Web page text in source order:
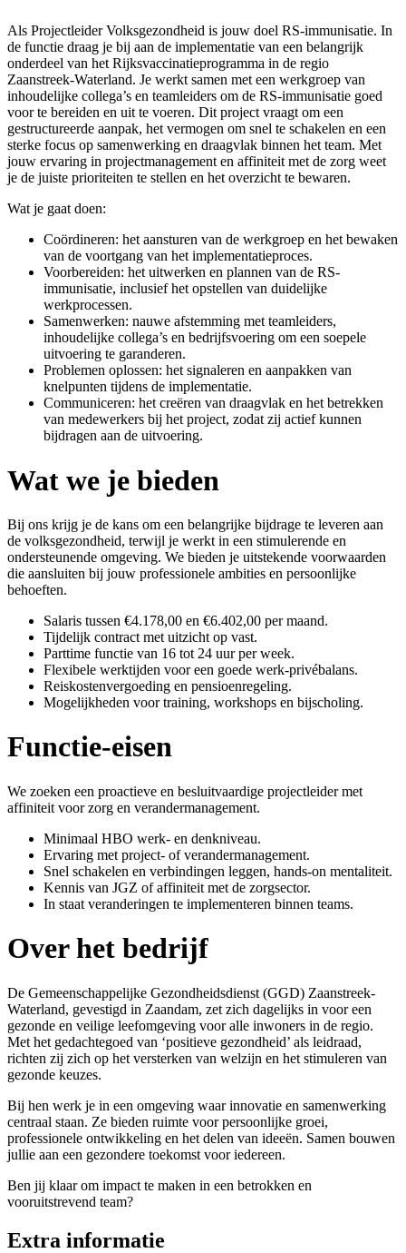
Als Projectleider Volksgezondheid is jouw doel RS-immunisatie. In
de functie draag je bij aan de implementatie van een belangrijk
onderdeel van het Rijksvaccinatieprogramma in de regio
Zaanstreek-Waterland. Je werkt samen met een werkgroep van
inhoudelijke collega’s en teamleiders om de RS-immunisatie goed
voor te bereiden en uit te voeren. Dit project vraagt om een
gestructureerde aanpak, het vermogen om snel te schakelen en een
sterke focus op samenwerking en draagvlak binnen het team. Met
jouw ervaring in projectmanagement en affiniteit met de zorg weet
je de juiste prioriteiten te stellen en het overzicht te bewaren.
Wat je gaat doen:
Coördineren: het aansturen van de werkgroep en het bewaken
van de voortgang van het implementatieproces.
Voorbereiden: het uitwerken en plannen van de RS-
immunisatie, inclusief het opstellen van duidelijke
werkprocessen.
Samenwerken: nauwe afstemming met teamleiders,
inhoudelijke collega’s en bedrijfsvoering om een soepele
uitvoering te garanderen.
Problemen oplossen: het signaleren en aanpakken van
knelpunten tijdens de implementatie.
Communiceren: het creëren van draagvlak en het betrekken
van medewerkers bij het project, zodat zij actief kunnen
bijdragen aan de uitvoering.
Wat we je bieden
Bij ons krijg je de kans om een belangrijke bijdrage te leveren aan
de volksgezondheid, terwijl je werkt in een stimulerende en
ondersteunende omgeving. We bieden je uitstekende voorwaarden
die aansluiten bij jouw professionele ambities en persoonlijke
behoeften.
Salaris tussen €4.178,00 en €6.402,00 per maand.
Tijdelijk contract met uitzicht op vast.
Parttime functie van 16 tot 24 uur per week.
Flexibele werktijden voor een goede werk-privébalans.
Reiskostenvergoeding en pensioenregeling.
Mogelijkheden voor training, workshops en bijscholing.
Functie-eisen
We zoeken een proactieve en besluitvaardige projectleider met
affiniteit voor zorg en verandermanagement.
Minimaal HBO werk- en denkniveau.
Ervaring met project- of verandermanagement.
Snel schakelen en verbindingen leggen, hands-on mentaliteit.
Kennis van JGZ of affiniteit met de zorgsector.
In staat veranderingen te implementeren binnen teams.
Over het bedrijf
De Gemeenschappelijke Gezondheidsdienst (GGD) Zaanstreek-
Waterland, gevestigd in Zaandam, zet zich dagelijks in voor een
gezonde en veilige leefomgeving voor alle inwoners in de regio.
Met het gedachtegoed van ‘positieve gezondheid’ als leidraad,
richten zij zich op het versterken van welzijn en het stimuleren van
gezonde keuzes.
Bij hen werk je in een omgeving waar innovatie en samenwerking
centraal staan. Ze bieden ruimte voor persoonlijke groei,
professionele ontwikkeling en het delen van ideeën. Samen bouwen
jullie aan een gezondere toekomst voor iedereen.
Ben jij klaar om impact te maken in een betrokken en
vooruitstrevend team?
Extra informatie